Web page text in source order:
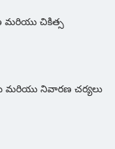
మరియు చికిత్స
మరియు నివారణ చర్యలు